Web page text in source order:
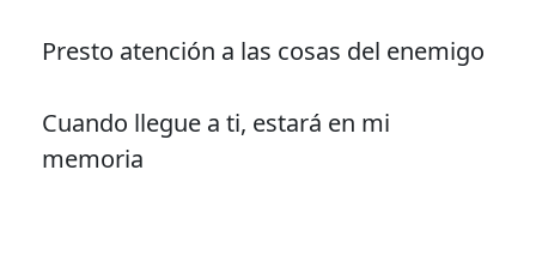
Presto atención a las cosas del enemigo
Cuando llegue a ti, estará en mi
memoria